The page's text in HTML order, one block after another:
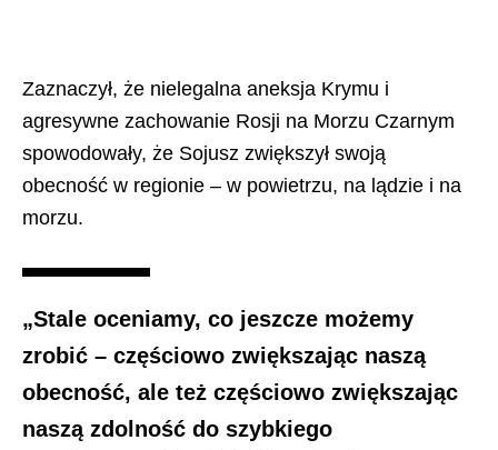
Zaznaczył, że nielegalna aneksja Krymu i
agresywne zachowanie Rosji na Morzu Czarnym
spowodowały, że Sojusz zwiększył swoją
obecność w regionie – w powietrzu, na lądzie i na
morzu.
„Stale oceniamy, co jeszcze możemy
zrobić – częściowo zwiększając naszą
obecność, ale też częściowo zwiększając
naszą zdolność do szybkiego